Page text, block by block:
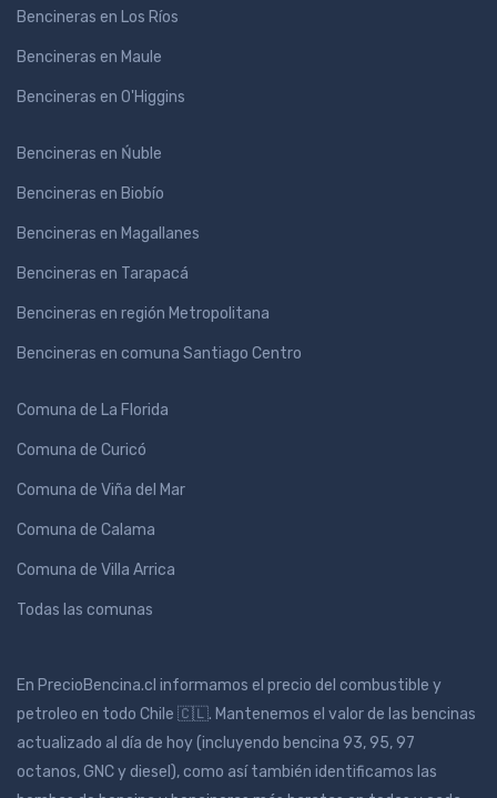
Bencineras en Los Ríos
Bencineras en Maule
Bencineras en O'Higgins
Bencineras en Ńuble
Bencineras en Biobío
Bencineras en Magallanes
Bencineras en Tarapacá
Bencineras en región Metropolitana
Bencineras en comuna Santiago Centro
Comuna de La Florida
Comuna de Curicó
Comuna de Viña del Mar
Comuna de Calama
Comuna de Villa Arrica
Todas las comunas
En PrecioBencina.cl informamos el precio del combustible y
petroleo en todo Chile 🇨🇱. Mantenemos el valor de las bencinas
actualizado al día de hoy (incluyendo bencina 93, 95, 97
octanos, GNC y diesel), como así también identificamos las